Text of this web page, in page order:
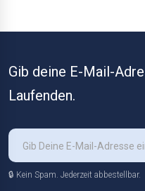
Gib deine E-Mail-
Laufenden.
🔒 Kein Spam. Jederzeit abbestellbar.